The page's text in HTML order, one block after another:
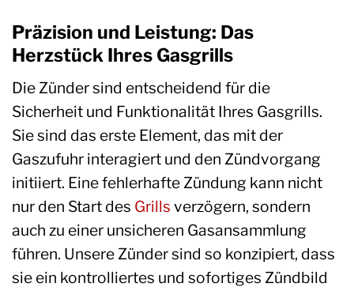
Präzision und Leistung: Das
Herzstück Ihres Gasgrills
Die Zünder sind entscheidend für die
Sicherheit und Funktionalität Ihres Gasgrills.
Sie sind das erste Element, das mit der
Gaszufuhr interagiert und den Zündvorgang
initiiert. Eine fehlerhafte Zündung kann nicht
nur den Start des Grills verzögern, sondern
auch zu einer unsicheren Gasansammlung
führen. Unsere Zünder sind so konzipiert, dass
sie ein kontrolliertes und sofortiges Zündbild